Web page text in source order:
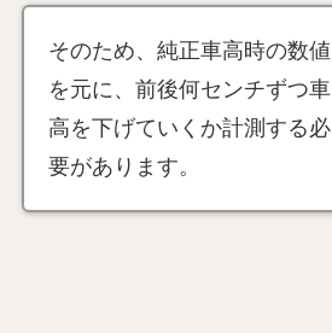
そのため、純正車高時の数値
を元に、前後何センチずつ車
高を下げていくか計測する必
要があります。